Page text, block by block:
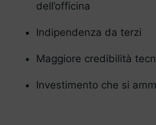
dell’officina
Indipendenza da terzi
Maggiore credibilità
Investimento che si